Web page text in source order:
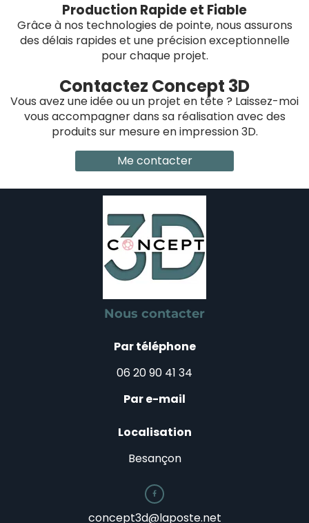
Production Rapide et Fiable
Grâce à nos technologies de pointe, nous assurons
des délais rapides et une précision exceptionnelle
pour chaque projet.
Contactez Concept 3D
Vous avez une idée ou un projet en tête ? Laissez-moi
vous accompagner dans sa réalisation avec des
produits sur mesure en impression 3D.
Me contacter
Nous contacter
Par téléphone
06 20 90 41 34
Par e-mail
Localisation
Besançon

concept3d@laposte.net